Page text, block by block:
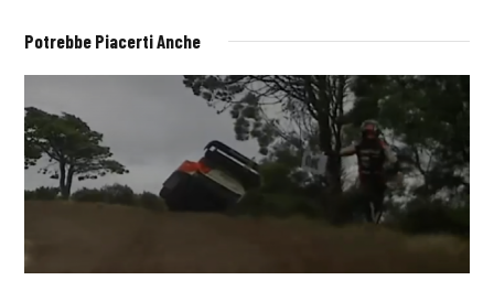
Potrebbe Piacerti Anche